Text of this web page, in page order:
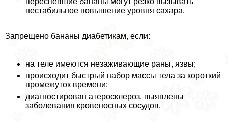
нестабильное повышение уровня сахара.
Запрещено бананы диабетикам, если:
на теле имеются незаживающие раны, язвы;
происходит быстрый набор массы тела за короткий
промежуток времени;
диагностирован атеросклероз, выявлены
заболевания кровеносных сосудов.